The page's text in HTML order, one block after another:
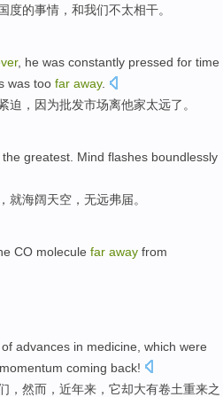
国度的事情， 和我们不太相干。
, he was constantly pressed for time
was too far away.
迫 ， 因为批发市场离他家太远了。
the greatest. Mind flashes boundlessly
就海阔天空，无远弗届。
CO molecule far away from
of advances in medicine which were
momentum coming back!
， 然而 ， 近年来， 它却大有卷土重来之